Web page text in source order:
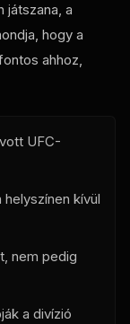
játszana, a
hogy a
ahhoz,
UFC-
kívül
nem pedig
a divízió